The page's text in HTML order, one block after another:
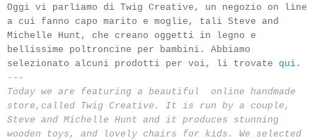
Oggi vi parliamo di Twig Creative, un negozio on line
a cui fanno capo marito e moglie, tali Steve and
Michelle Hunt, che creano oggetti in legno e
bellissime poltroncine per bambini. Abbiamo
selezionato alcuni prodotti per voi, li trovate qui .
---
Today we are featuring a beautiful online handmade
store,called Twig Creative. It is run by a couple,
Steve and Michelle Hunt and it produces stunning
wooden toys, and lovely chairs for kids. We selected